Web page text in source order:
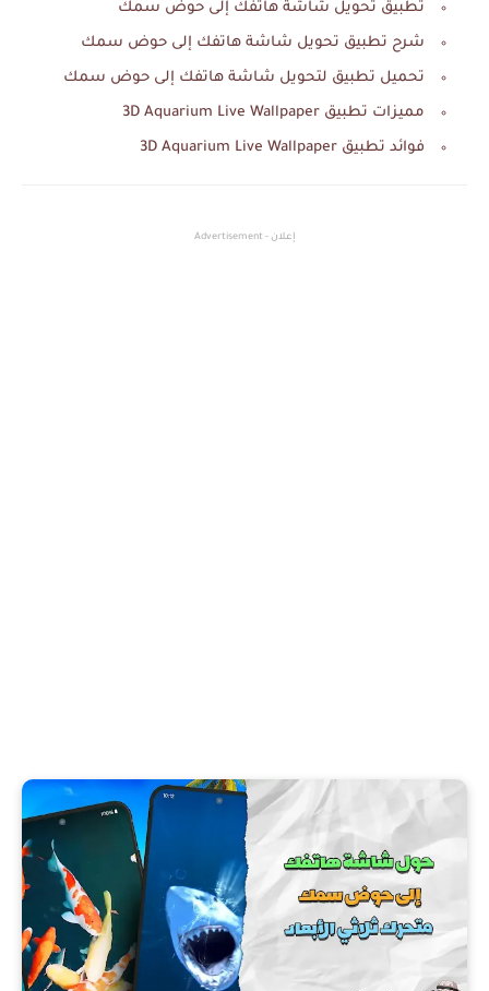
تطبيق تحويل شاشة هاتفك إلى حوض سمك
شرح تطبيق تحويل شاشة هاتفك إلى حوض سمك
تحميل تطبيق لتحويل شاشة هاتفك إلى حوض سمك
مميزات تطبيق 3D Aquarium Live Wallpaper
فوائد تطبيق 3D Aquarium Live Wallpaper
إعلان - Advertisement